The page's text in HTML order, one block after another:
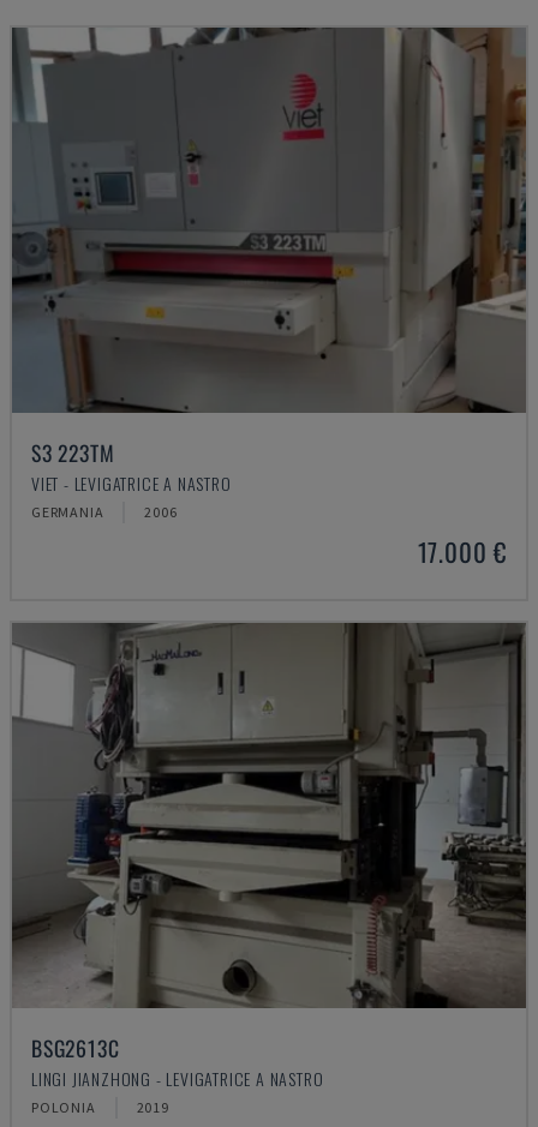
S3 223TM
VIET - LEVIGATRICE A NASTRO
GERMANIA 2006
17.000 €
BSG2613C
LINGI JIANZHONG - LEVIGATRICE A NASTRO
POLONIA 2019